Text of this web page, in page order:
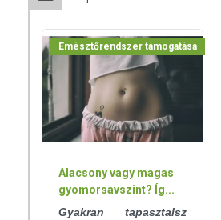
ÖSSZETEVŐK
1 kapszula hatóanyagtartalma:
100 millió (10^8 db) élő
1,20 mg Lactobacillus
1,05 mg Lactobacillus
0,30 mg Streptococcus
0,15 mg Lactobacillus
0,14 mg Bifidobacterium
Emésztőrendszer támogatása
Alacsony vagy magas
gyomorsavszint? Íg...
Gyakran tapasztalsz